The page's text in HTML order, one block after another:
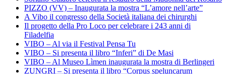
PIZZO (VV) – Inaugurata la mostra “L’amore nell’arte”
A Vibo il congresso della Società italiana dei chirurghi
Il progetto della Pro Loco per celebrare i 243 anni di
Filadelfia
VIBO – Al via il Festival Pensa Tu
VIBO – Si presenta il libro “Inferi” di De Masi
VIBO – Al Museo Lìmen inaugurata la mostra di Berlingeri
ZUNGRI – Si presenta il libro “Corpus speluncarum